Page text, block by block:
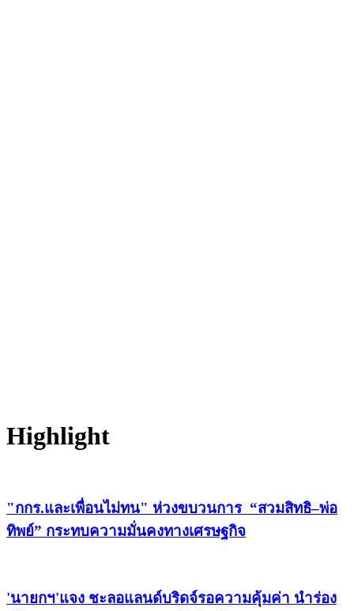
Highlight
"กกร.และเพื่อนไม่ทน" ห่วงขบวนการ “สวมสิทธิ–พ่อ
ทิพย์” กระทบความมั่นคงทางเศรษฐกิจ
'นายกฯ'แจง ชะลอแลนด์บริดจ์รอความคุ้มค่า นำร่อง